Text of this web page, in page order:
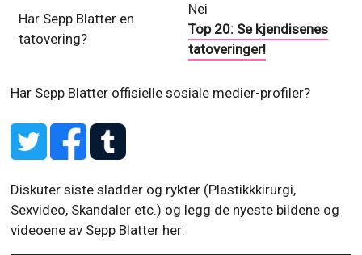
Har Sepp Blatter en
tatovering?
Nei
Top 20: Se kjendisenes
tatoveringer!
Har Sepp Blatter offisielle sosiale medier-profiler?
Diskuter siste sladder og rykter (Plastikkkirurgi,
Sexvideo, Skandaler etc.) og legg de nyeste bildene og
videoene av Sepp Blatter her: